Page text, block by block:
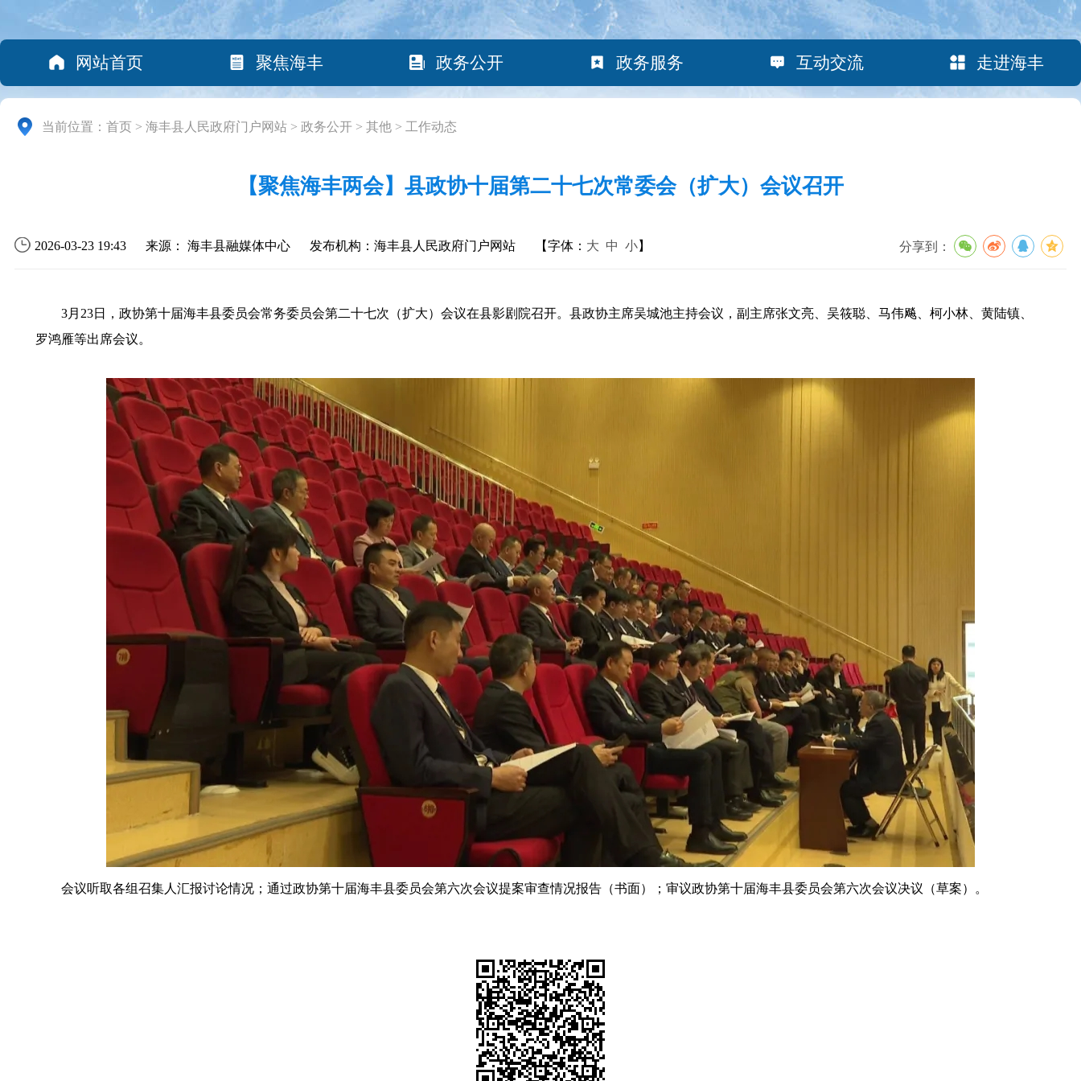
网站首页 聚焦海丰 政务公开 政务服务 互动交流 走进海丰
当前位置： 首页 > 海丰县人民政府门户网站 > 政务公开 > 其他 > 工作动态
【聚焦海丰两会】县政协十届第二十七次常委会（扩大）会议召开
2026-03-23 19:43 来源： 海丰县融媒体中心 发布机构：海丰县人民政府门户网站 【字体： 大 中 小】 分享到：
3月23日，政协第十届海丰县委员会常务委员会第二十七次（扩大）会议在县影剧院召开。县政协主席吴城池主持会议，副主席张文亮、吴筱聪、马伟飚、柯小林、黄陆镇、
罗鸿雁等出席会议。
会议听取各组召集人汇报讨论情况；通过政协第十届海丰县委员会第六次会议提案审查情况报告（书面）；审议政协第十届海丰县委员会第六次会议决议（草案）。